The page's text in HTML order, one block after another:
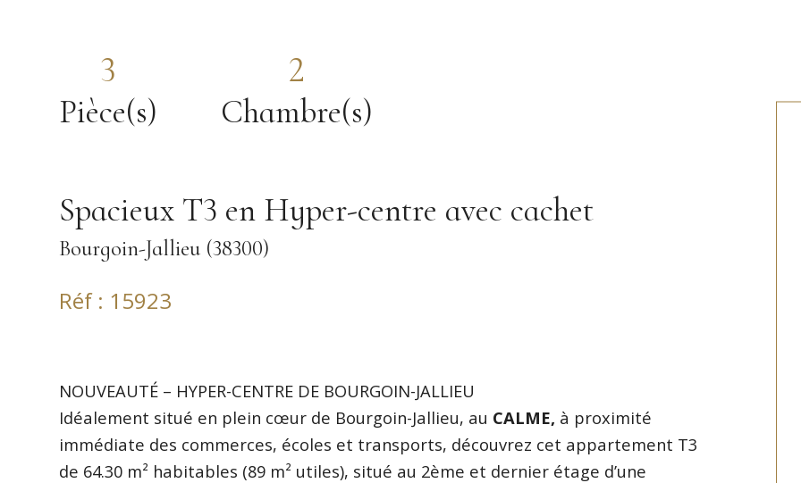
3
Pièce(s)
2
Chambre(s)
Spacieux T3 en Hyper-centre avec cachet
Bourgoin-Jallieu (38300)
Réf : 15923
NOUVEAUTÉ – HYPER-CENTRE DE BOURGOIN-JALLIEU
Idéalement situé en plein cœur de Bourgoin-Jallieu, au CALME, à proximité
immédiate des commerces, écoles et transports, découvrez cet appartement T3
de 64.30 m² habitables (89 m² utiles), situé au 2ème et dernier étage d’une